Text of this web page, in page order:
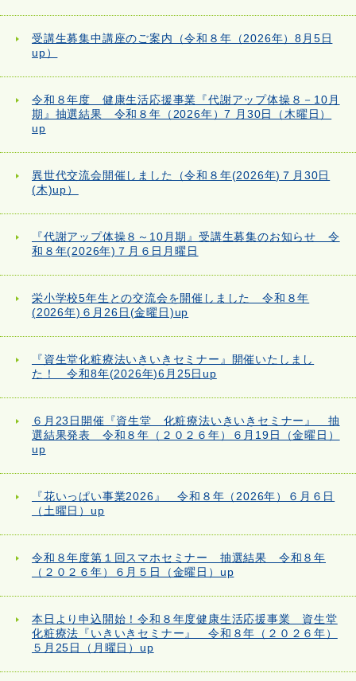
受講生募集中講座のご案内（令和８年（2026年）8月5日
up）
令和８年度 健康生活応援事業『代謝アップ体操８－10月
期』抽選結果 令和８年（2026年）7 月30日（木曜日）
up
異世代交流会開催しました（令和８年(2026年)７月30日
(木)up）
『代謝アップ体操８～10月期』受講生募集のお知らせ 令
和８年(2026年)７月６日月曜日
栄小学校5年生との交流会を開催しました 令和８年
(2026年)６月26日(金曜日)up
『資生堂化粧療法いきいきセミナー』開催いたしまし
た！ 令和8年(2026年)6月25日up
６月23日開催『資生堂 化粧療法いきいきセミナー』 抽
選結果発表 令和８年（２０２６年）６月19日（金曜日）
up
『花いっぱい事業2026』 令和８年（2026年）６月６日
（土曜日）up
令和８年度第１回スマホセミナー 抽選結果 令和８年
（２０２６年）６月５日（金曜日）up
本日より申込開始！令和８年度健康生活応援事業 資生堂
化粧療法『いきいきセミナー』 令和８年（２０２６年）
５月25日（月曜日）up